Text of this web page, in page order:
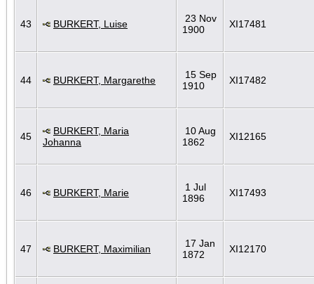
43 BURKERT, Luise
23 Nov
1900
XI17481
44 BURKERT, Margarethe
15 Sep
1910
XI17482
45
BURKERT, Maria
Johanna
10 Aug
1862
XI12165
46 BURKERT, Marie
1 Jul
1896
XI17493
47 BURKERT, Maximilian
17 Jan
1872
XI12170